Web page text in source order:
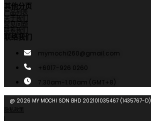
其他分页
产品列表
关于我们
常见问题
联系我们
联络我们
mymochi260@gmail.com
+6017-926 0260
7.30am-1.00am (GMT+8)
@ 2026 MY MOCHI SDN BHD 202101035467 (1435767-D)
隐私政策